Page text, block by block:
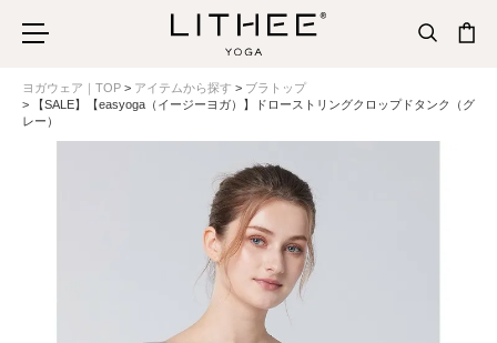
ヨガウェア｜TOP アイテムから探す
ブラトップ
【SALE】【easyoga（イージーヨガ）】ドローストリングクロップドタンク（グ
レー）